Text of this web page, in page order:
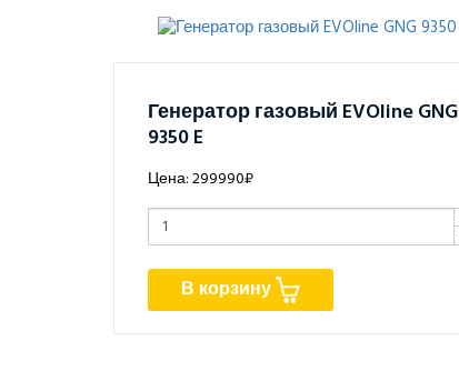
Генератор газовый EVOline GNG
9350 E
Цена: 299990₽
В корзину